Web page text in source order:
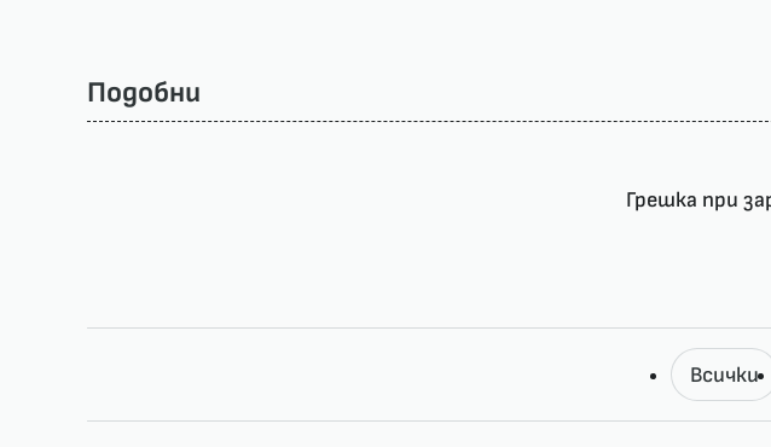
Подобни
Грешка при
Всички